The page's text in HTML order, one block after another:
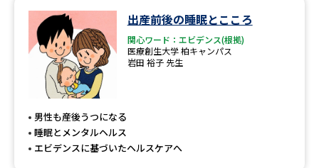
学問のミニ講義「夢ナビ講義」
学問の教科書 夢ナビライブ
Ｑ＆Ａ よくあるご質問
出産前後の睡眠とこころ
関心ワード：エビデンス(根拠)
医療創生大学 柏キャンパス
岩田 裕子 先生
男性も産後うつになる
睡眠とメンタルヘルス
エビデンスに基づいたヘルスケアへ